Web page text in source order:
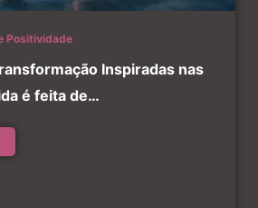
Positividade
Inspiradas nas
é feita de…